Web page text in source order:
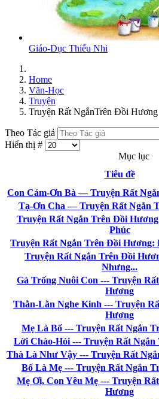
Giáo-Dục Thiếu Nhi
Home
Văn-Học
Truyện
Truyện Rất NgắnTrên Đồi Hương
Theo Tác giả
Hiển thị #
Mục lục
Tiêu đề
Con Cám-Ơn Bà — Truyện Rất
Tạ-Ơn Cha — Truyện Rất Ngắn
Truyện Rất Ngắn Trên Đồi
Phúc
Truyện Rất Ngắn Trên Đồi
Truyện Rất Ngắn Trên Đồi
Nhưng...
Gà Trống Nuôi Con --- Truyện
Hương
Thằn-Lằn Nghe Kinh --- Truyện
Hương
Mẹ Là Bố --- Truyện Rất Ngắn
Lời Chào-Hỏi --- Truyện Rất
Thà Là Như Vậy --- Truyện Rất
Bố Là Mẹ --- Truyện Rất Ngắn
Mẹ Ơi, Con Yêu Mẹ --- Truyện
Hương